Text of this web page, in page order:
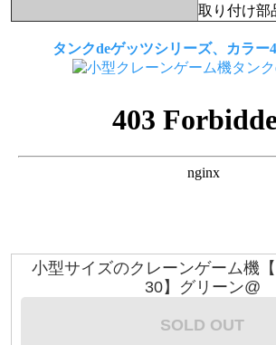
取り付け部
タンクdeゲッツシリーズ、カラー
小型サイズのクレーンゲーム機
30】グリーン@
SOLD OUT